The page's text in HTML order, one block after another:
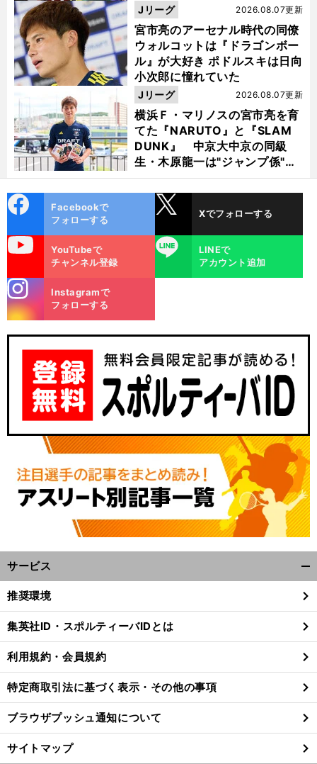
宮市亮のアーセナル時代の同僚
ウォルコットは『ドラゴンボー
ル』が大好き ポドルスキは日向
小次郎に憧れていた
2026.08.07更新
Jリーグ
横浜Ｆ・マリノスの宮市亮を育
てた『NARUTO』と『SLAM
DUNK』 中京大中京の同級
生・木原龍一は"ジャンプ係"だ
った
2026.08.07更新
Jリーグ
ok
Facebookで
フォローする
Xでフォローする
YouTubeで
チャンネル登録
LINE
LINEで
アカウント追加
m
Instagramで
フォローする
サービス
閉
る
推奨環境
集英社ID・スポルティーバIDとは
利用規約・会員規約
特定商取引法に基づく表示・その他の事項
ブラウザプッシュ通知について
サイトマップ